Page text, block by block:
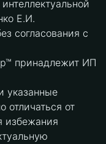
Е.И.
согласования с
принадлежит ИП
указанные
отличаться от
избежания